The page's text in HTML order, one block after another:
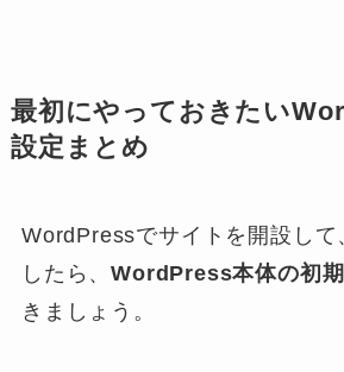
最初にやっておきたい
設定まとめ
WordPressでサイトを開設して
したら、WordPress本体の初
きましょう。